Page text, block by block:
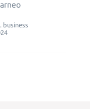
business